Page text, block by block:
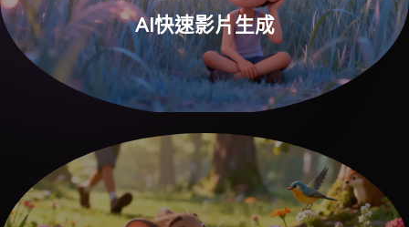
AI快速影片生成